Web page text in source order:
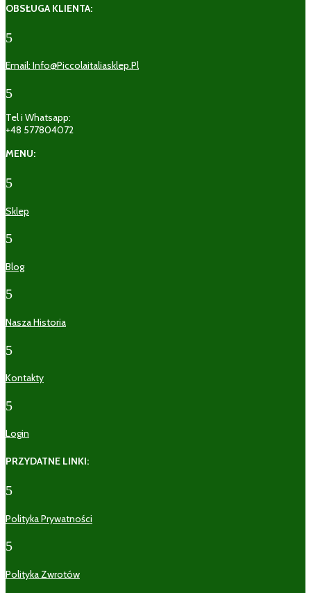
OBSŁUGA KLIENTA:
5
Email: Info@piccolaitaliasklep.pl
5
Tel i Whatsapp:
+48 577804072
MENU:
5
Sklep
5
Blog
5
Nasza Historia
5
Kontakty
5
Login
PRZYDATNE LINKI:
5
Polityka Prywatności
5
Polityka Zwrotów